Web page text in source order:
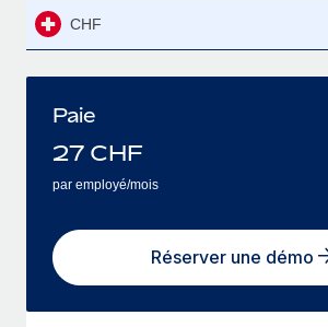
CHF
Paie
27 CHF
par employé/mois
Réserver une démo